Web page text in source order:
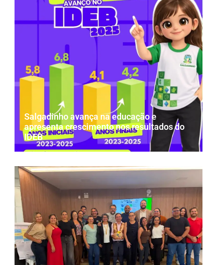
Salgadinho avança na educação e
apresenta crescimento nos resultados do
IDEB